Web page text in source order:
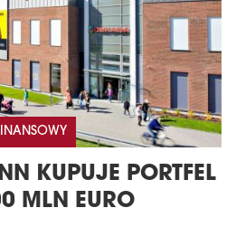
KUPUJE PORTFEL
MLN EURO